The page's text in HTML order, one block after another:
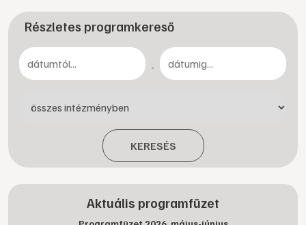
Részletes programkereső
-
KERESÉS
Aktuális programfüzet